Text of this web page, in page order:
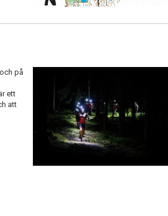
på
ett
att